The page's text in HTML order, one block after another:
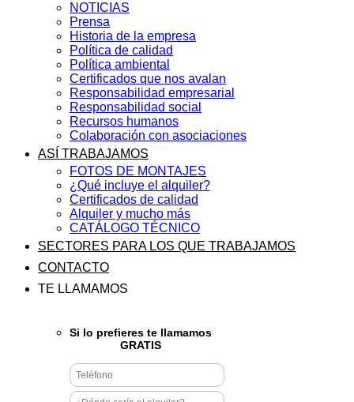
NOTICIAS
Prensa
Historia de la empresa
Política de calidad
Política ambiental
Certificados que nos avalan
Responsabilidad empresarial
Responsabilidad social
Recursos humanos
Colaboración con asociaciones
ASÍ TRABAJAMOS
FOTOS DE MONTAJES
¿Qué incluye el alquiler?
Certificados de calidad
Alquiler y mucho más
CATÁLOGO TÉCNICO
SECTORES PARA LOS QUE TRABAJAMOS
CONTACTO
TE LLAMAMOS
Si lo prefieres te llamamos
GRATIS